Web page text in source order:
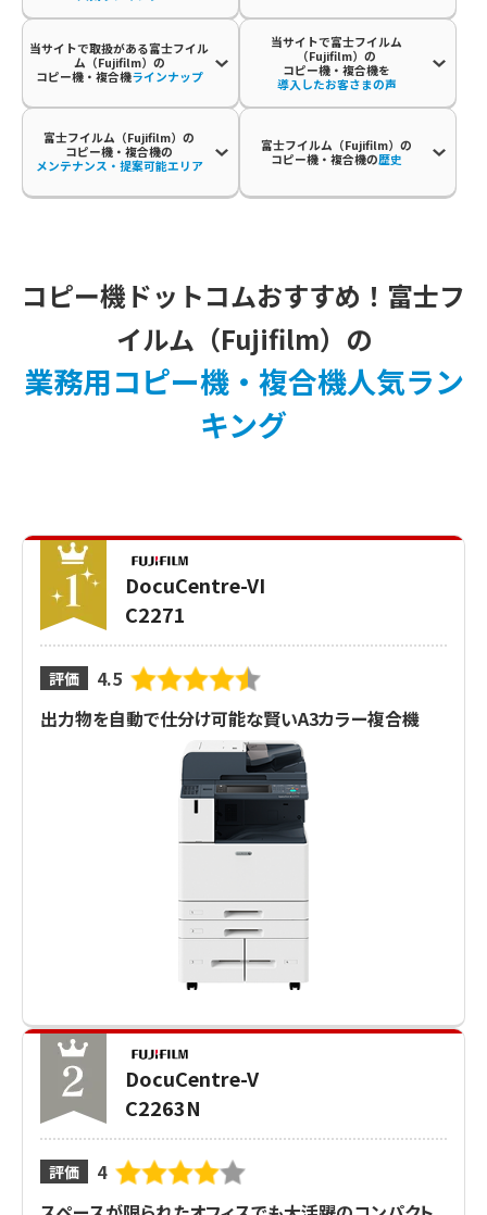
当サイトで取扱がある富士フイル
ム（Fujifilm）の
コピー機・複合機ラインナップ
当サイトで富士フイルム
（Fujifilm）の
コピー機・複合機を
導入したお客さまの声
富士フイルム（Fujifilm）の
コピー機・複合機の
メンテナンス・提案可能エリア
富士フイルム（Fujifilm）の
コピー機・複合機の歴史
コピー機ドットコムおすすめ！富士フ
イルム（Fujifilm）の
業務用コピー機・複合機人気ラン
キング
DocuCentre-VI
C2271
評価
4.5
出力物を自動で仕分け可能な賢いA3カラー複合機
DocuCentre-V
C2263N
評価
4